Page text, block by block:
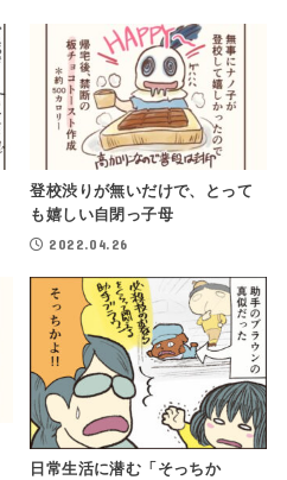
登校渋りが無いだけで、とって
も嬉しい自閉っ子母
2022.04.26
日常生活に潜む「そっちか